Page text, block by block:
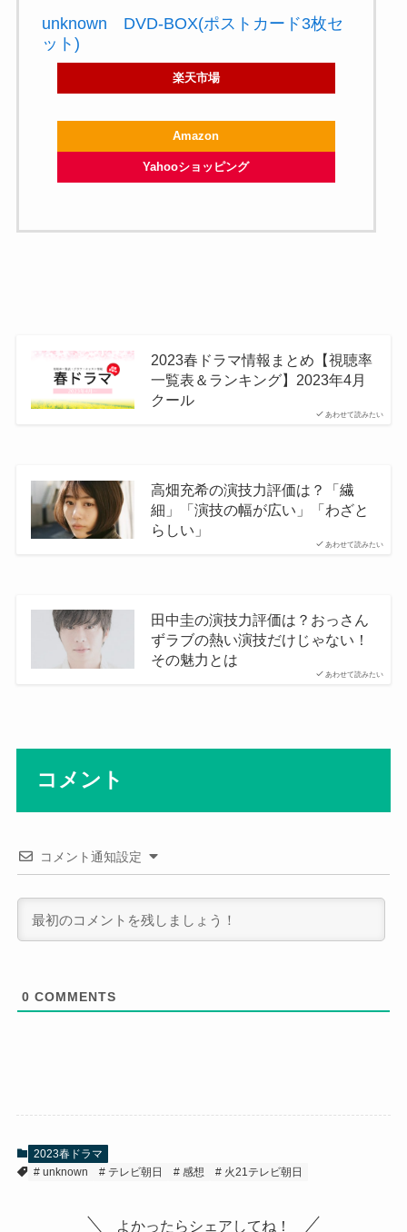
unknown DVD-BOX(ポストカード3枚セ
ット)
楽天市場
Amazon
Yahooショッピング
あわせて読みたい
2023春ドラマ情報まとめ【視聴率
一覧表＆ランキング】2023年4月
クール
あわせて読みたい
高畑充希の演技力評価は？「繊
細」「演技の幅が広い」「わざと
らしい」
あわせて読みたい
田中圭の演技力評価は？おっさん
ずラブの熱い演技だけじゃない！
その魅力とは
コメント
コメント通知設定
0 COMMENTS
2023春ドラマ
unknown
テレビ朝日 感想 火21テレビ朝日
よかったらシェアしてね！